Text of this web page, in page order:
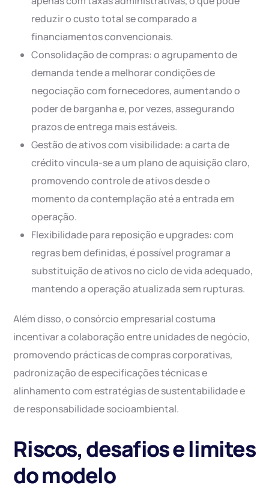
reduzir o custo total se comparado a
financiamentos convencionais.
Consolidação de compras: o agrupamento de
demanda tende a melhorar condições de
negociação com fornecedores, aumentando o
poder de barganha e, por vezes, assegurando
prazos de entrega mais estáveis.
Gestão de ativos com visibilidade: a carta de
crédito vincula-se a um plano de aquisição claro,
promovendo controle de ativos desde o
momento da contemplação até a entrada em
operação.
Flexibilidade para reposição e upgrades: com
regras bem definidas, é possível programar a
substituição de ativos no ciclo de vida adequado,
mantendo a operação atualizada sem rupturas.
Além disso, o consórcio empresarial costuma
incentivar a colaboração entre unidades de negócio,
promovendo prácticas de compras corporativas,
padronização de especificações técnicas e
alinhamento com estratégias de sustentabilidade e
de responsabilidade socioambiental.
Riscos, desafios e limites
do modelo